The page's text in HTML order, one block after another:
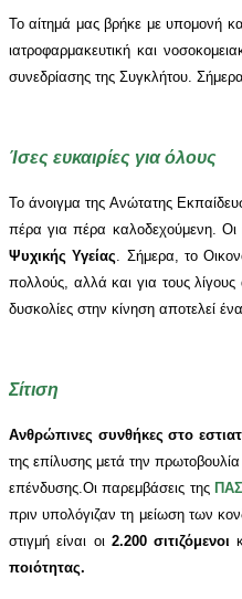
Το αίτημά μας βρήκε με υπομονή
ιατροφαρμακευτική και
συνεδρίασης της Συγκλήτου.
Ίσες ευκαιρίες για όλους
Το άνοιγμα της Ανώτατης
πέρα για πέρα καλοδεχούμενη. Οι
Ψυχικής Υγείας. Σήμερα, το
πολλούς, αλλά και για τους
δυσκολίες στην κίνηση αποτελεί
Σίτιση
Ανθρώπινες συνθήκες στο
της επίλυσης μετά την
επένδυσης.Οι παρεμβάσεις της
πριν υπολόγιζαν τη μείωση των
στιγμή είναι οι 2.200 σιτιζόμενοι
ποιότητας.